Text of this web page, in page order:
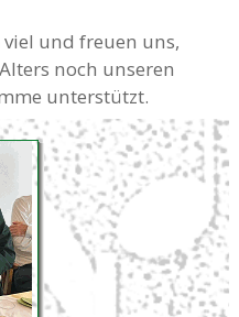
und freuen uns,
noch unseren
unterstützt.